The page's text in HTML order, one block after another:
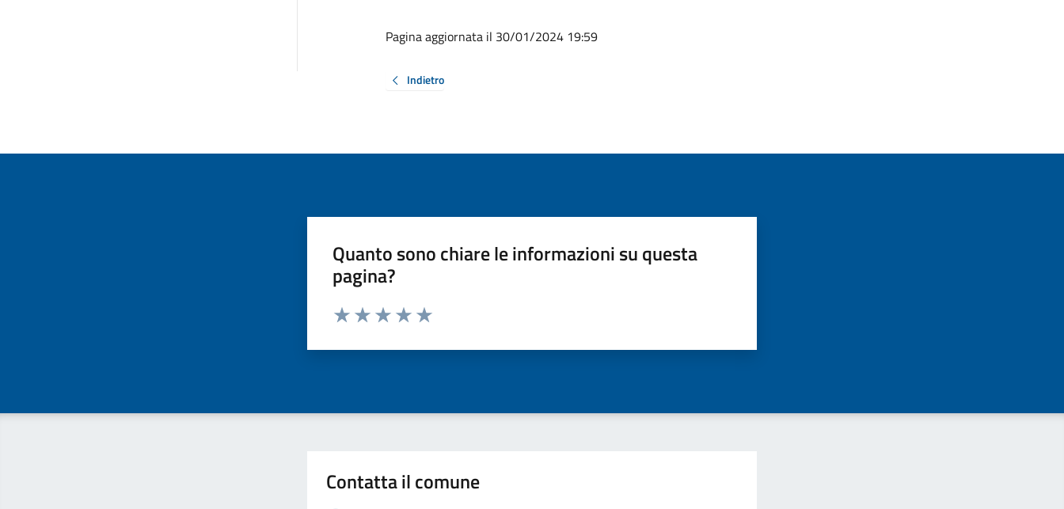
Pagina aggiornata il 30/01/2024 19:59
Indietro
Quanto sono chiare le informazioni su questa
pagina?
Valuta da 1 a 5 stelle la pagina
Contatta il comune